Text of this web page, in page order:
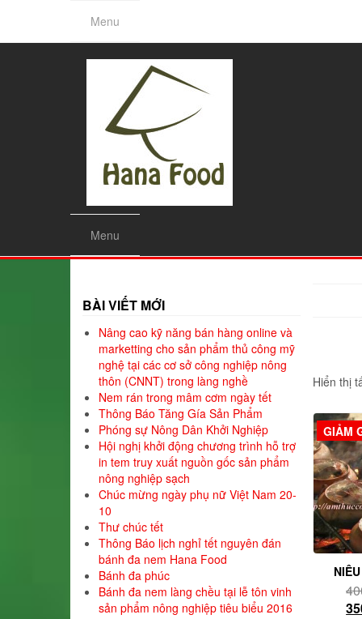
the
Menu
Menu
BÀI VIẾT MỚI
Nâng cao kỹ năng bán hàng online và
marketting cho sản phẩm thủ công mỹ
nghệ tại các cơ sở công nghiệp nông
thôn (CNNT) trong làng nghề
Nem rán trong mâm cơm ngày tết
Thông Báo Tăng Gía Sản Phẩm
Phóng sự Nông Dân Khởi Nghiệp
Hội nghị khởi động chương trình hỗ trợ
in tem truy xuất nguồn gốc sản phẩm
nông nghiệp sạch
Chúc mừng ngày phụ nữ Việt Nam 20-
10
Thư chúc tết
Thông Báo lịch nghỉ tết nguyên đán
bánh đa nem Hana Food
Bánh đa phúc
Bánh đa nem làng chều tại lễ tôn vinh
sản phẩm nông nghiệp tiêu biểu 2016
Hiển thị
GIẢM